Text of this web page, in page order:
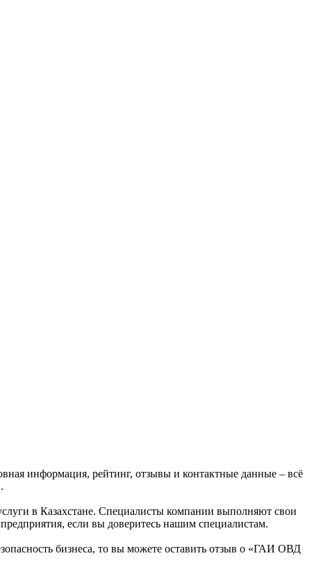
информация, рейтинг, отзывы и контактные данные – всё
в Казахстане. Специалисты компании выполняют свои
если вы доверитесь нашим специалистам.
бизнеса, то вы можете оставить отзыв о «ГАИ ОВД